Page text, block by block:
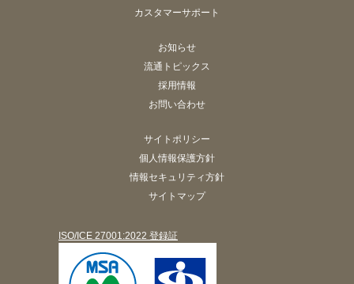
カスタマーサポート
お知らせ
流通トピックス
採用情報
お問い合わせ
サイトポリシー
個人情報保護方針
情報セキュリティ方針
サイトマップ
ISO/ICE 27001:2022 登録証